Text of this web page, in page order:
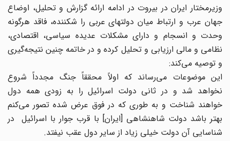
وزیرمختار ایران در بیروت در ادامه ارائه گزارش و تحلیل، اوضاع
جهان عرب و ارتباط میان دولتهای عربی را شکننده، فاقد هرگونه
وحدت و انسجام و دارای مشکلات عدیده سیاسی، اقتصادی،
نظامی و مالی ارزیابی و تحلیل کرده و در خاتمه چنین نتیجه‌گیری
و توصیه می‌کند:
این موضوعات می‌رساند که اولاً محققاً جنگ مجدداً شروع
نخواهد شد و در ثانی دولت اسرائیل را به زودی همه دول
خواهند شناخت و به طوری که در فوق عرض شده تصور می‌کنم
بهتر باشد دولت شاهنشاهی [ایران] با قرب جوار با اسرائیل در
شناسایی آن دولت خیلی زیاد از سایر دول عقب نیفتد.